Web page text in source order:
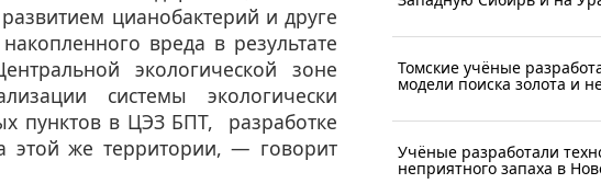
цианобактерий и друге
вреда в результате
экологической зоне
системы экологически
пунктов в ЦЭЗ БПТ, разработке
этой же территории, — говорит
Томские учёные
модели поиска золота и
Учёные разработали
неприятного запаха в